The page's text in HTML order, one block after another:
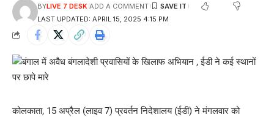
LAST UPDATED: APRIL 15, 2025 4:15 PM
BYLIVE 7 DESK ADD A COMMENT
कोलकाता, 15 अप्रैल (लाइव 7) प्रवर्तन निदेशालय (ईडी) ने मंगलवार को